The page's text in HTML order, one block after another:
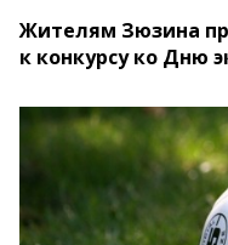
Жителям Зюзина
к конкурсу ко Дню